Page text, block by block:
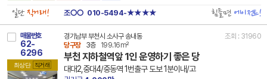
일단직거래! 조○○ 010-5494-★★★★ 힘들면에이전트!
매물번호
62-
6296
최상단 직거래
경기남부 부천시 소사구 송내동
조회 : 31960
당구장
3층 199.16m²
부천 지하철역앞 1인 운영하기 좋은 당
대대2,중대4/중동역 1번출구 도보 1분이내/고